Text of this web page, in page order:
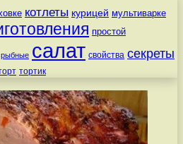
котлеты курицей мультиварке
простой
рыбные салат свойства секреты
тортик